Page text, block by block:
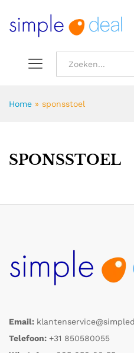
Home » sponsstoel
SPONSSTOEL
Email:
Telefoon: +31 850580055